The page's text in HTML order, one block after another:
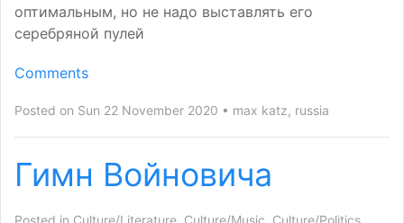
оптимальным, но не надо выставлять его
серебряной пулей
Comments
Posted on Sun 22 November 2020 max katz, russia
Гимн Войновича
Posted in Culture/Literature Culture/Music Culture/Politics